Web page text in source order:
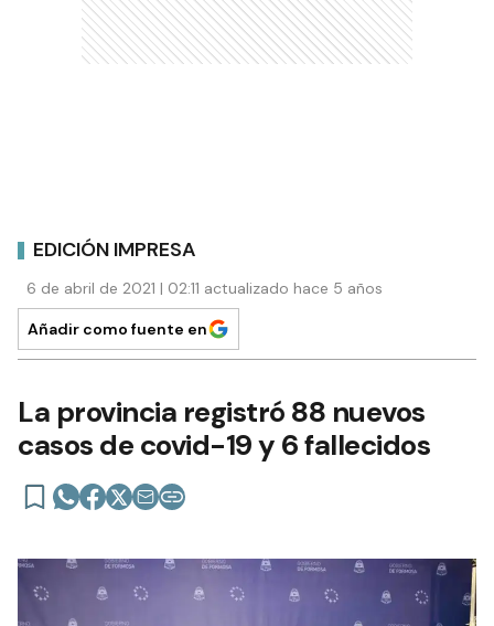
EDICIÓN IMPRESA
6 de abril de 2021 | 02:11 actualizado hace 5 años
Añadir como fuente en
La provincia registró 88 nuevos
casos de covid-19 y 6 fallecidos